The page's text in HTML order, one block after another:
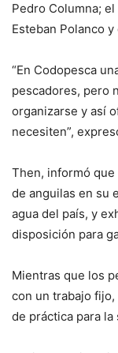
Pedro Columna;
Esteban Polanco
“En Codopesca
pescadores, pero
organizarse y así
necesiten”,
Then, informó
de anguilas en su
agua del país, y
disposición para
Mientras que los
con un trabajo
de práctica para